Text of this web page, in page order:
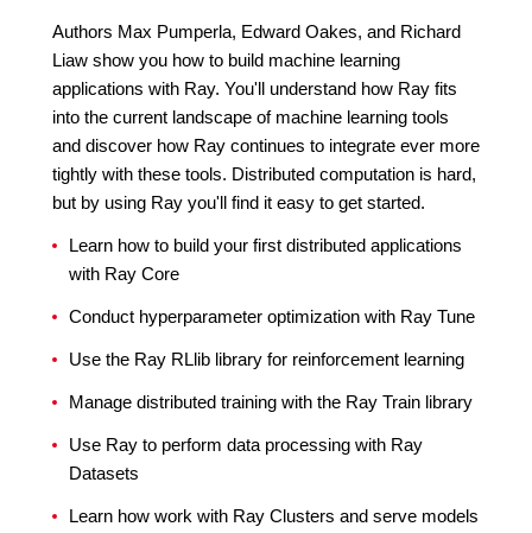
Authors Max Pumperla, Edward Oakes, and Richard
Liaw show you how to build machine learning
applications with Ray. You'll understand how Ray fits
into the current landscape of machine learning tools
and discover how Ray continues to integrate ever more
tightly with these tools. Distributed computation is hard,
but by using Ray you'll find it easy to get started.
Learn how to build your first distributed applications
with Ray Core
Conduct hyperparameter optimization with Ray Tune
Use the Ray RLlib library for reinforcement learning
Manage distributed training with the Ray Train library
Use Ray to perform data processing with Ray
Datasets
Learn how work with Ray Clusters and serve models